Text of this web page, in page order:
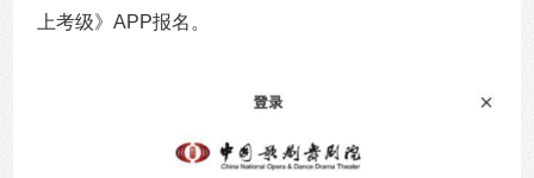
上考级》APP报名。